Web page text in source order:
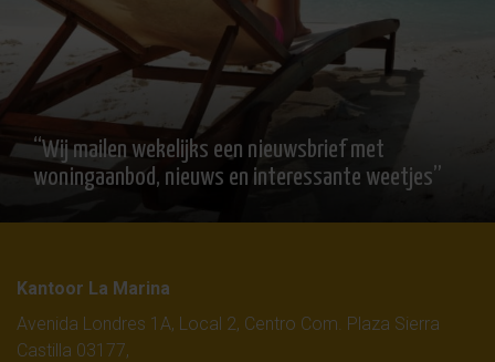
“Wij mailen wekelijks een nieuwsbrief met
woningaanbod, nieuws en interessante weetjes”
Kantoor La Marina
Avenida Londres 1A, Local 2, Centro Com. Plaza Sierra
Castilla 03177,